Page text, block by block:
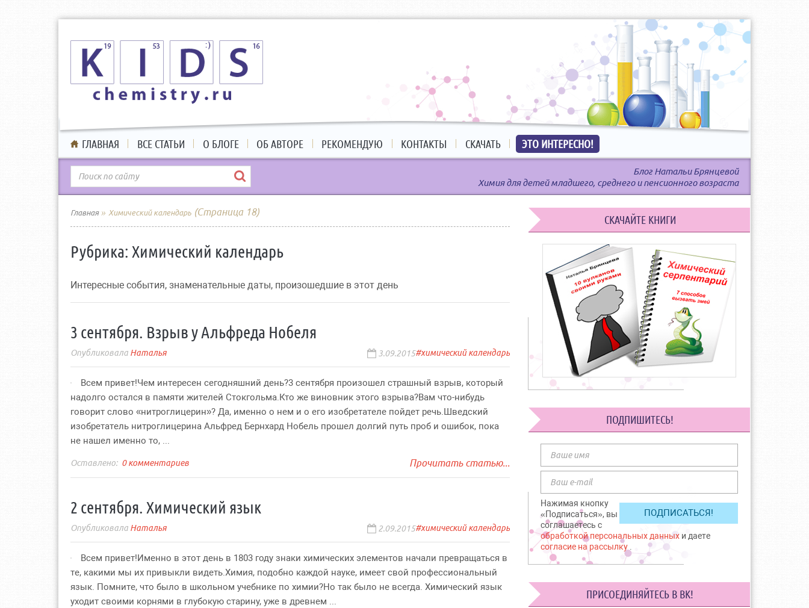
ГЛАВНАЯ ВСЕ СТАТЬИ О БЛОГЕ ОБ АВТОРЕ РЕКОМЕНДУЮ КОНТАКТЫ СКАЧАТЬ ЭТО ИНТЕРЕСНО!
Блог Натальи Брянцевой
Химия для детей младшего, среднего и пенсионного возраста
Главная» Химический календарь (Страница 18)
Рубрика: Химический календарь
Интересные события, знаменательные даты, произошедшие в этот день
3 сентября. Взрыв у Альфреда Нобеля
Наталья химический календарь
3.09.2015
Всем привет!Чем интересен сегодняшний день?3 сентября произошел страшный взрыв, который
надолго остался в памяти жителей Стокгольма.Кто же виновник этого взрыва?Вам что-нибудь
говорит слово «нитроглицерин»? Да, именно о нем и о его изобретателе пойдет речь.Шведский
изобретатель нитроглицерина Альфред Бернхард Нобель прошел долгий путь проб и ошибок, пока
не нашел именно то, ...
0 комментариев Прочитать статью...
2 сентября. Химический язык
Наталья химический календарь
2.09.2015
Всем привет!Именно в этот день в 1803 году знаки химических элементов начали превращаться в
те, какими мы их привыкли видеть.Химия, подобно каждой науке, имеет свой профессиональный
язык. Помните, что было в школьном учебнике по химии?Но так было не всегда. Химический язык
уходит своими корнями в глубокую старину, уже в древнем ...
СКАЧАЙТЕ КНИГИ
ПОДПИШИТЕСЬ!
Нажимая кнопку
«Подписаться», вы
соглашаетесь с
обработкой персональных данных и даете
согласие на рассылку
ПРИСОЕДИНЯЙТЕСЬ В ВК!